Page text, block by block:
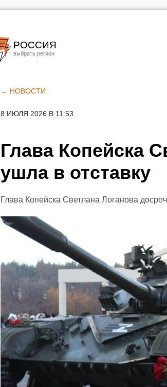
РОССИЯ
Челябинск
← НОВОСТИ
8 ИЮЛЯ 2026 В 11:53
Глава Копейска
ушла в отставку
Глава Копейска Светлана Логанова